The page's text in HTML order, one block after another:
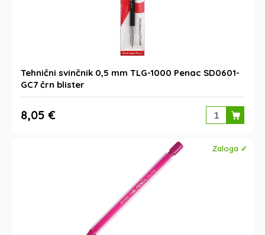
Tehnični svinčnik 0,5 mm TLG-1000 Penac SD0601-
GC7 črn blister
8,05 €
Zaloga ✓